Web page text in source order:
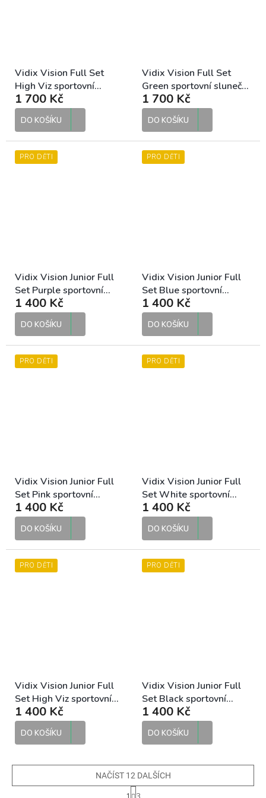
Vidix Vision Full Set
High Viz sportovní
sluneční brýle
1 700 Kč
DO KOŠÍKU
Vidix Vision Full Set
Green sportovní sluneční
brýle
1 700 Kč
DO KOŠÍKU
PRO DĚTI
Vidix Vision Junior Full
Set Purple sportovní
sluneční brýle
1 400 Kč
DO KOŠÍKU
PRO DĚTI
Vidix Vision Junior Full
Set Blue sportovní
sluneční brýle
1 400 Kč
DO KOŠÍKU
PRO DĚTI
Vidix Vision Junior Full
Set Pink sportovní
sluneční brýle
1 400 Kč
DO KOŠÍKU
PRO DĚTI
Vidix Vision Junior Full
Set White sportovní
sluneční brýle
1 400 Kč
DO KOŠÍKU
PRO DĚTI
Vidix Vision Junior Full
Set High Viz sportovní
sluneční brýle
1 400 Kč
DO KOŠÍKU
PRO DĚTI
Vidix Vision Junior Full
Set Black sportovní
sluneční brýle
1 400 Kč
DO KOŠÍKU
NAČÍST 12 DALŠÍCH
S